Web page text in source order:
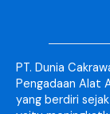
PT. Dunia
Pengadaan Alat
yang berdiri